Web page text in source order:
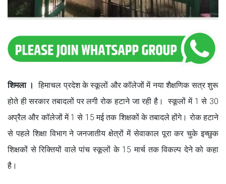
शिमला । हिमाचल प्रदेश के स्कूलों और कॉलेजों में नया शैक्षणिक सत्र शुरू
होते ही सरकार तबादलों पर लगी रोक हटाने जा रही है। स्कूलों में 1 से 30
अप्रैल और कॉलेजों में 1 से 15 मई तक शिक्षकों के तबादले होंगे। रोक हटाने
से पहले शिक्षा विभाग ने जनजातीय क्षेत्रों में सेवाकाल पूरा कर चुके इच्छुक
शिक्षकों से रिक्तियों वाले पांच स्कूलों के 15 मार्च तक विकल्प देने को कहा
है।